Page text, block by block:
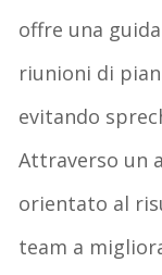
offre una
riunioni di
evitando
Attraverso un
orientato al
team a